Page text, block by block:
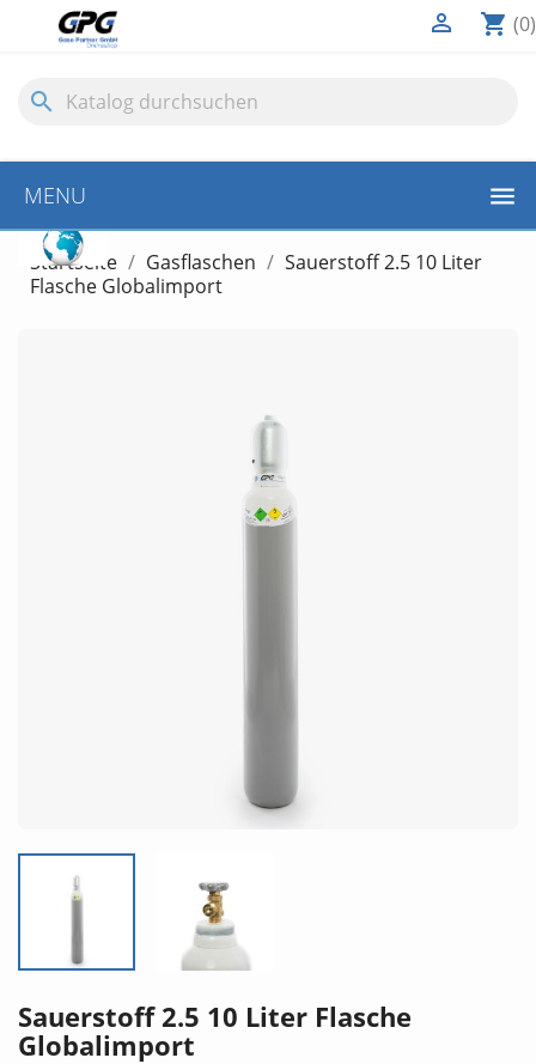
shopping_cart (0)

search
MENU
Startseite Gasflaschen
Sauerstoff 2.5 10 Liter
Flasche Globalimport
GUTSCHEIN
Sauerstoff 2.5 10 Liter Flasche
Globalimport